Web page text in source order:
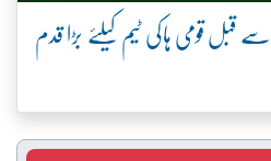
قومی ہاکی ٹیم کیلئے بڑا قدم